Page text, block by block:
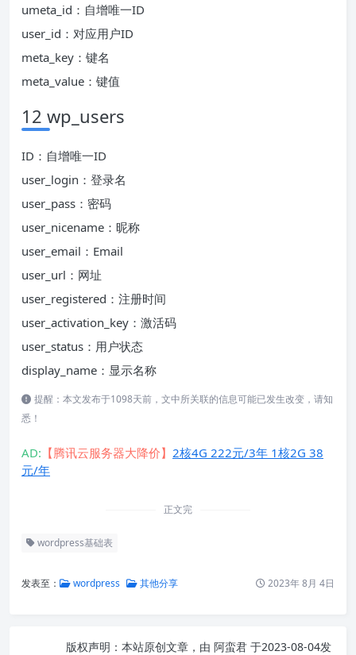
umeta_id：自增唯一ID
user_id：对应用户ID
meta_key：键名
meta_value：键值
12 wp_users
ID：自增唯一ID
user_login：登录名
user_pass：密码
user_nicename：昵称
user_email：Email
user_url：网址
user_registered：注册时间
user_activation_key：激活码
user_status：用户状态
display_name：显示名称
提醒：本文发布于1098天前，文中所关联的信息可能已发生改变，请知
悉！
AD: 【腾讯云服务器大降价】 2核4G 222元/3年 1核2G 38
元/年
正文完
wordpress基础表
发表至： wordpress 其他分享 2023年 8月 4日
版权声明： 本站原创文章，由 阿蛮君 于2023-08-04发